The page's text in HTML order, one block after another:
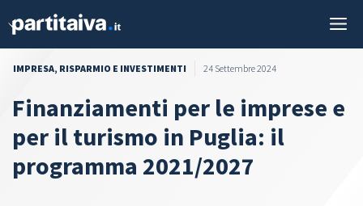
IMPRESA, RISPARMIO E INVESTIMENTI 24 Settembre 2024
Finanziamenti per le imprese e
per il turismo in Puglia: il
programma 2021/2027